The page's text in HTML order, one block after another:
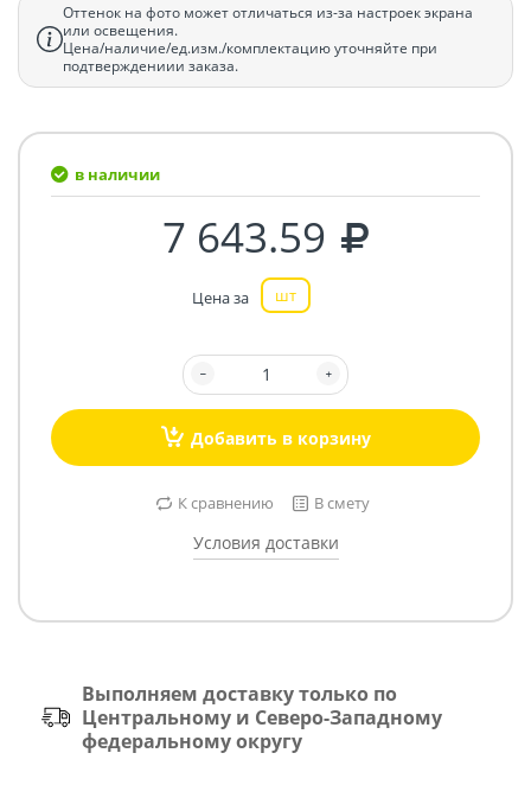
Оттенок на фото может отличаться из-за настроек экрана
или освещения.
Цена/наличие/ед.изм./комплектацию уточняйте при
подтверждениии заказа.
в наличии
7 643.59
Цена за шт
Добавить в корзину
К сравнению В смету
Условия доставки
Выполняем доставку только по
Центральному и Северо-Западному
федеральному округу